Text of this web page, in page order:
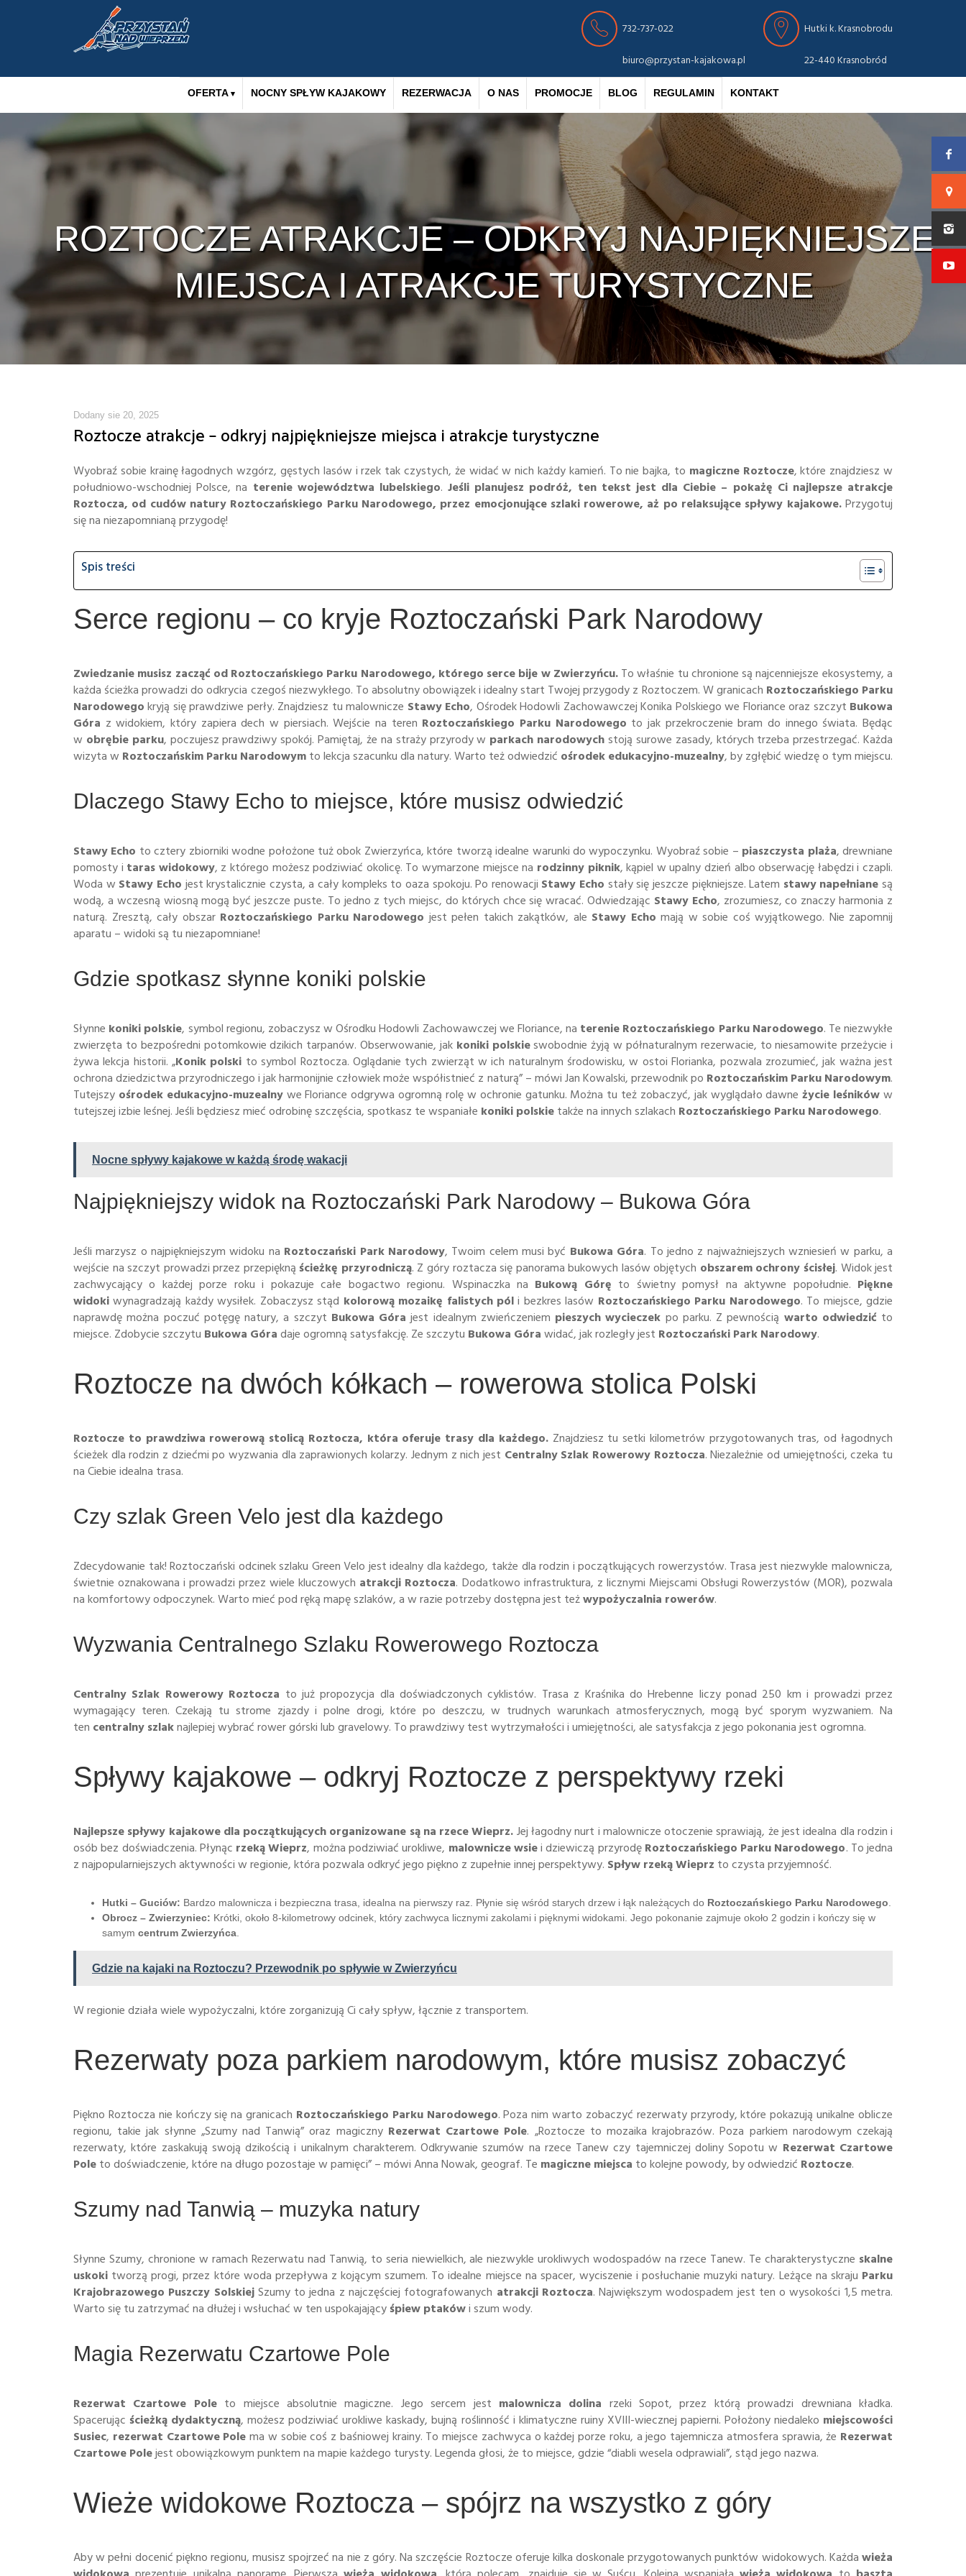
Hutki k. Krasnobrodu
22-440 Krasnobród
732-737-022
biuro@przystan-kajakowa.pl
OFERTA NOCNY SPŁYW KAJAKOWY REZERWACJA O NAS PROMOCJE BLOG REGULAMIN KONTAKT
ROZTOCZE ATRAKCJE – ODKRYJ NAJPIĘKNIEJSZE
MIEJSCA I ATRAKCJE TURYSTYCZNE
Dodany sie 20, 2025
Roztocze atrakcje – odkryj najpiękniejsze miejsca i atrakcje turystyczne
Wyobraź sobie krainę łagodnych wzgórz, gęstych lasów i rzek tak czystych, że widać w nich każdy kamień. To nie bajka, to magiczne Roztocze, które znajdziesz w
południowo-wschodniej Polsce, na terenie województwa lubelskiego. Jeśli planujesz podróż, ten tekst jest dla Ciebie – pokażę Ci najlepsze atrakcje
Roztocza, od cudów natury Roztoczańskiego Parku Narodowego, przez emocjonujące szlaki rowerowe, aż po relaksujące spływy kajakowe. Przygotuj
się na niezapomnianą przygodę!
Spis treści
Serce regionu – co kryje Roztoczański Park Narodowy
Zwiedzanie musisz zacząć od Roztoczańskiego Parku Narodowego, którego serce bije w Zwierzyńcu.To właśnie tu chronione są najcenniejsze ekosystemy, a
każda ścieżka prowadzi do odkrycia czegoś niezwykłego. To absolutny obowiązek i idealny start Twojej przygody z Roztoczem. W granicach Roztoczańskiego Parku
Narodowego kryją się prawdziwe perły. Znajdziesz tu malownicze Stawy Echo, Ośrodek Hodowli Zachowawczej Konika Polskiego we Floriance oraz szczyt Bukowa
Góra z widokiem, który zapiera dech w piersiach. Wejście na teren Roztoczańskiego Parku Narodowego to jak przekroczenie bram do innego świata. Będąc
w obrębie parku, poczujesz prawdziwy spokój. Pamiętaj, że na straży przyrody w parkach narodowychstoją surowe zasady, których trzeba przestrzegać. Każda
wizyta w Roztoczańskim Parku Narodowymto lekcja szacunku dla natury. Warto też odwiedzić ośrodek edukacyjno-muzealny, by zgłębić wiedzę o tym miejscu.
Dlaczego Stawy Echo to miejsce, które musisz odwiedzić
Stawy Echo to cztery zbiorniki wodne położone tuż obok Zwierzyńca, które tworzą idealne warunki do wypoczynku. Wyobraź sobie – piaszczysta plaża, drewniane
pomosty i taras widokowy, z którego możesz podziwiać okolicę. To wymarzone miejsce na rodzinny piknik, kąpiel w upalny dzień albo obserwację łabędzi i czapli.
Woda w Stawy Echo jest krystalicznie czysta, a cały kompleks to oaza spokoju. Po renowacji Stawy Echo stały się jeszcze piękniejsze. Latem stawy napełnianesą
wodą, a wczesną wiosną mogą być jeszcze puste. To jedno z tych miejsc, do których chce się wracać. Odwiedzając Stawy Echo, zrozumiesz, co znaczy harmonia z
naturą. Zresztą, cały obszar Roztoczańskiego Parku Narodowego jest pełen takich zakątków, ale Stawy Echo mają w sobie coś wyjątkowego. Nie zapomnij
aparatu – widoki są tu niezapomniane!
Gdzie spotkasz słynne koniki polskie
Słynne koniki polskie, symbol regionu, zobaczysz w Ośrodku Hodowli Zachowawczej we Floriance, na terenie Roztoczańskiego Parku Narodowego. Te niezwykłe
zwierzęta to bezpośredni potomkowie dzikich tarpanów. Obserwowanie, jak koniki polskieswobodnie żyją w półnaturalnym rezerwacie, to niesamowite przeżycie i
żywa lekcja historii. „Konik polski to symbol Roztocza. Oglądanie tych zwierząt w ich naturalnym środowisku, w ostoi Florianka, pozwala zrozumieć, jak ważna jest
ochrona dziedzictwa przyrodniczego i jak harmonijnie człowiek może współistnieć z naturą” – mówi Jan Kowalski, przewodnik po Roztoczańskim Parku Narodowym.
Tutejszy ośrodek edukacyjno-muzealny we Floriance odgrywa ogromną rolę w ochronie gatunku. Można tu też zobaczyć, jak wyglądało dawne życie leśnikóww
tutejszej izbie leśnej. Jeśli będziesz mieć odrobinę szczęścia, spotkasz te wspaniałe koniki polskietakże na innych szlakach Roztoczańskiego Parku Narodowego.
Nocne spływy kajakowe w każdą środę wakacji
Najpiękniejszy widok na Roztoczański Park Narodowy – Bukowa Góra
Jeśli marzysz o najpiękniejszym widoku na Roztoczański Park Narodowy, Twoim celem musi być Bukowa Góra. To jedno z najważniejszych wzniesień w parku, a
wejście na szczyt prowadzi przez przepiękną ścieżkę przyrodniczą. Z góry roztacza się panorama bukowych lasów objętych obszarem ochrony ścisłej. Widok jest
zachwycający o każdej porze roku i pokazuje całe bogactwo regionu. Wspinaczka na Bukową Górę to świetny pomysł na aktywne popołudnie. Piękne
widoki wynagradzają każdy wysiłek. Zobaczysz stąd kolorową mozaikę falistych pól i bezkres lasów Roztoczańskiego Parku Narodowego. To miejsce, gdzie
naprawdę można poczuć potęgę natury, a szczyt Bukowa Góra jest idealnym zwieńczeniem pieszych wycieczek po parku. Z pewnością warto odwiedzić to
miejsce. Zdobycie szczytu Bukowa Góradaje ogromną satysfakcję. Ze szczytu Bukowa Górawidać, jak rozległy jest Roztoczański Park Narodowy.
Roztocze na dwóch kółkach – rowerowa stolica Polski
Roztocze to prawdziwa rowerową stolicą Roztocza, która oferuje trasy dla każdego. Znajdziesz tu setki kilometrów przygotowanych tras, od łagodnych
ścieżek dla rodzin z dziećmi po wyzwania dla zaprawionych kolarzy. Jednym z nich jest Centralny Szlak Rowerowy Roztocza. Niezależnie od umiejętności, czeka tu
na Ciebie idealna trasa.
Czy szlak Green Velo jest dla każdego
Zdecydowanie tak! Roztoczański odcinek szlaku Green Velo jest idealny dla każdego, także dla rodzin i początkujących rowerzystów. Trasa jest niezwykle malownicza,
świetnie oznakowana i prowadzi przez wiele kluczowych atrakcji Roztocza. Dodatkowo infrastruktura, z licznymi Miejscami Obsługi Rowerzystów (MOR), pozwala
na komfortowy odpoczynek. Warto mieć pod ręką mapę szlaków, a w razie potrzeby dostępna jest teżwypożyczalnia rowerów.
Wyzwania Centralnego Szlaku Rowerowego Roztocza
Centralny Szlak Rowerowy Roztocza to już propozycja dla doświadczonych cyklistów. Trasa z Kraśnika do Hrebenne liczy ponad 250 km i prowadzi przez
wymagający teren. Czekają tu strome zjazdy i polne drogi, które po deszczu, w trudnych warunkach atmosferycznych, mogą być sporym wyzwaniem. Na
ten centralny szlaknajlepiej wybrać rower górski lub gravelowy. To prawdziwy test wytrzymałości i umiejętności, ale satysfakcja z jego pokonania jest ogromna.
Spływy kajakowe – odkryj Roztocze z perspektywy rzeki
Najlepszespływy kajakowe dla początkujących organizowane są na rzece Wieprz.Jej łagodny nurt i malownicze otoczenie sprawiają, że jest idealna dla rodzin i
osób bez doświadczenia. Płynąc rzeką Wieprz, można podziwiać urokliwe, malownicze wsiei dziewiczą przyrodę Roztoczańskiego Parku Narodowego. To jedna
z najpopularniejszych aktywności w regionie, która pozwala odkryć jego piękno z zupełnie innej perspektywy. Spływ rzeką Wieprz to czysta przyjemność.
Hutki – Guciów: Bardzo malownicza i bezpieczna trasa, idealna na pierwszy raz. Płynie się wśród starych drzew i łąk należących do Roztoczańskiego Parku Narodowego
Obrocz – Zwierzyniec: Krótki, około 8-kilometrowy odcinek, który zachwyca licznymi zakolami i pięknymi widokami. Jego pokonanie zajmuje około 2 godzin i kończy się w
samym centrum Zwierzyńca
Gdzie na kajaki na Roztoczu? Przewodnik po spływie w Zwierzyńcu
W regionie działa wiele wypożyczalni, które zorganizują Ci cały spływ, łącznie z transportem.
Rezerwaty poza parkiem narodowym, które musisz zobaczyć
Piękno Roztocza nie kończy się na granicach Roztoczańskiego Parku Narodowego. Poza nim warto zobaczyć rezerwaty przyrody, które pokazują unikalne oblicze
regionu, takie jak słynne „Szumy nad Tanwią” oraz magiczny Rezerwat Czartowe Pole. „Roztocze to mozaika krajobrazów. Poza parkiem narodowym czekają
rezerwaty, które zaskakują swoją dzikością i unikalnym charakterem. Odkrywanie szumów na rzece Tanew czy tajemniczej doliny Sopotu w Rezerwat Czartowe
Poleto doświadczenie, które na długo pozostaje w pamięci” – mówi Anna Nowak, geograf. Te magiczne miejsca to kolejne powody, by odwiedzić Roztocze.
Szumy nad Tanwią – muzyka natury
Słynne Szumy, chronione w ramach Rezerwatu nad Tanwią, to seria niewielkich, ale niezwykle urokliwych wodospadów na rzece Tanew. Te charakterystyczne skalne
uskoki tworzą progi, przez które woda przepływa z kojącym szumem. To idealne miejsce na spacer, wyciszenie i posłuchanie muzyki natury. Leżące na skraju Parku
Krajobrazowego Puszczy Solskiej Szumy to jedna z najczęściej fotografowanych atrakcji Roztocza. Największym wodospadem jest ten o wysokości 1,5 metra.
Warto się tu zatrzymać na dłużej i wsłuchać w ten uspokajającyśpiew ptakówi szum wody.
Magia Rezerwatu Czartowe Pole
Rezerwat Czartowe Pole to miejsce absolutnie magiczne. Jego sercem jest malownicza dolina rzeki Sopot, przez którą prowadzi drewniana kładka.
Spacerując ścieżką dydaktyczną, możesz podziwiać urokliwe kaskady, bujną roślinność i klimatyczne ruiny XVIII-wiecznej papierni. Położony niedaleko miejscowości
Susiec, rezerwat Czartowe Polema w sobie coś z baśniowej krainy. To miejsce zachwyca o każdej porze roku, a jego tajemnicza atmosfera sprawia, że Rezerwat
Czartowe Polejest obowiązkowym punktem na mapie każdego turysty. Legenda głosi, że to miejsce, gdzie “diabli wesela odprawiali”, stąd jego nazwa.
Wieże widokowe Roztocza – spójrz na wszystko z góry
Aby w pełni docenić piękno regionu, musisz spojrzeć na nie z góry. Na szczęście Roztocze oferuje kilka doskonale przygotowanych punktów widokowych. Każdawieża